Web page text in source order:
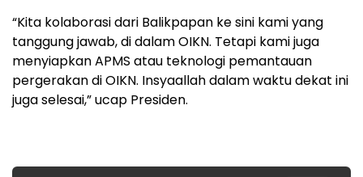
“Kita kolaborasi dari Balikpapan ke sini kami yang
tanggung jawab, di dalam OIKN. Tetapi kami juga
menyiapkan APMS atau teknologi pemantauan
pergerakan di OIKN. Insyaallah dalam waktu dekat ini
juga selesai,” ucap Presiden.